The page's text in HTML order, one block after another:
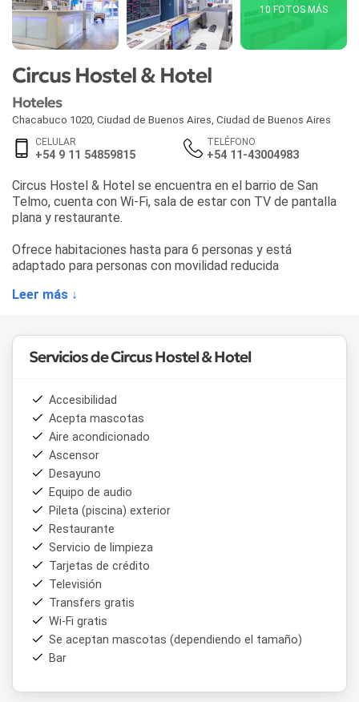
10 FOTOS MÁS
Circus Hostel & Hotel
Hoteles
Chacabuco 1020 Ciudad de Buenos Aires Ciudad de Buenos Aires
CELULAR
+54 9 11 54859815
TELÉFONO
+54 11-43004983
Circus Hostel & Hotel se encuentra en el barrio de San
Telmo, cuenta con Wi-Fi, sala de estar con TV de pantalla
plana y restaurante.
Ofrece habitaciones hasta para 6 personas y está
adaptado para personas con movilidad reducida
Leer más ↓
Servicios de Circus Hostel & Hotel
Accesibilidad
Acepta mascotas
Aire acondicionado
Ascensor
Desayuno
Equipo de audio
Pileta (piscina) exterior
Restaurante
Servicio de limpieza
Tarjetas de crédito
Televisión
Transfers gratis
Wi-Fi gratis
Se aceptan mascotas (dependiendo el tamaño)
Bar